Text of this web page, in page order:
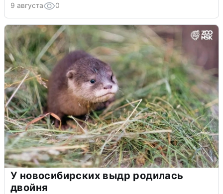
9 августа 0
У новосибирских выдр родилась
двойня